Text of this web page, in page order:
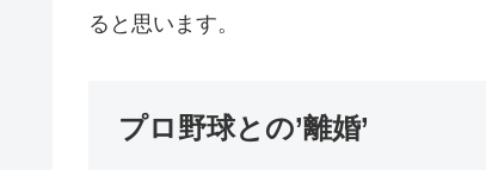
ると思います。
プロ野球との’離婚’